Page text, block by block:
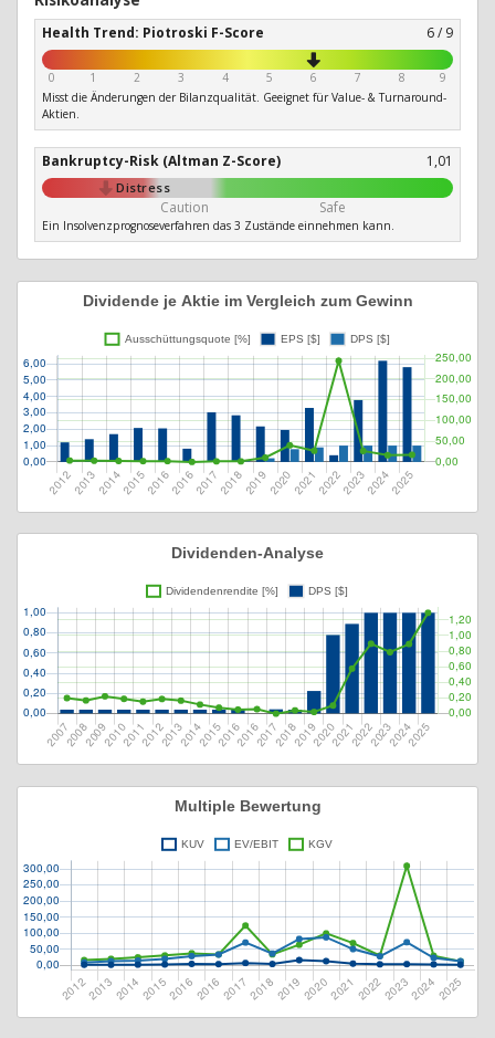
Health Trend: Piotroski F-Score 6 / 9
0 1 2 3 4 5 6 7 8
9
Misst die Änderungen der Bilanzqualität. Geeignet für Value- & Turnaround-
Aktien.
Bankruptcy-Risk (Altman Z-Score) 1,01
Distress
Caution Safe
Ein Insolvenzprognoseverfahren das 3 Zustände einnehmen kann.